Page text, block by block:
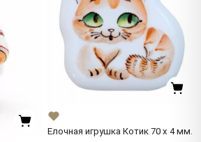
Елочная игрушка Котик 70 x 4 мм.